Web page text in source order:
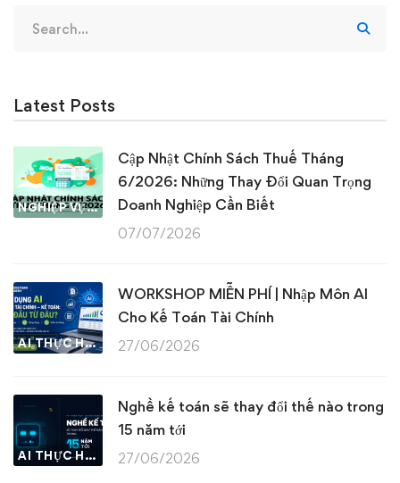
for:
Latest Posts
NGHIỆP VỤ KẾ TOÁN & THUẾ
Cập Nhật Chính Sách Thuế Tháng
6/2026: Những Thay Đổi Quan Trọng
Doanh Nghiệp Cần Biết
07/07/2026
AI THỰC HÀNH
WORKSHOP MIỄN PHÍ | Nhập Môn AI
Cho Kế Toán Tài Chính
27/06/2026
AI THỰC HÀNH
Nghề kế toán sẽ thay đổi thế nào trong
15 năm tới
27/06/2026